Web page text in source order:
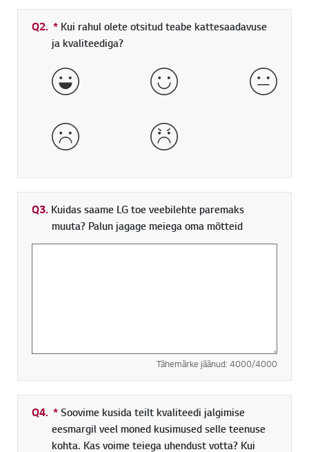
Q2. * Kohustuslik väli
Kui rahul olete otsitud teabe kattesaadavuse
ja kvaliteediga?
väga hea hea
halb väga halb
Q3. Kuidas saame LG toe veebilehte paremaks
muuta? Palun jagage meiega oma mõtteid
Tähemärke jäänud: 4000/4000
Q4. *Kohustuslik väli
Soovime kusida teilt kvaliteedi jalgimise
eesmargil veel moned kusimused selle teenuse
kohta. Kas voime teiega uhendust votta? Kui